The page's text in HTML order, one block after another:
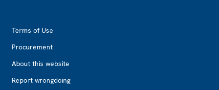
Terms of Use
Procurement
About this website
Report wrongdoing